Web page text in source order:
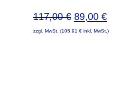
117,00€ Ursprünglicher
Preis
89,00 €Aktueller
Preis
zzgl. MwSt. (105,91 € inkl. MwSt.)